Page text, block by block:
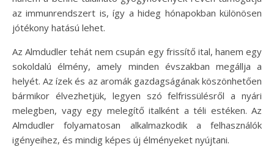
az immunrendszert is, így a hideg hónapokban különösen
jótékony hatású lehet.
Az Almdudler tehát nem csupán egy frissítő ital, hanem egy
sokoldalú élmény, amely minden évszakban megállja a
helyét. Az ízek és az aromák gazdagságának köszönhetően
bármikor élvezhetjük, legyen szó felfrissülésről a nyári
melegben, vagy egy melegítő italként a téli estéken. Az
Almdudler folyamatosan alkalmazkodik a felhasználók
igényeihez, és mindig képes új élményeket nyújtani.